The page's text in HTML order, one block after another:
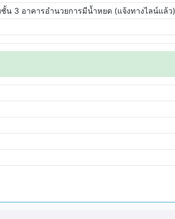
น 3 อาคารอำนวยการมีน้ำหยด (แจ้งทางไลน์แล้ว)